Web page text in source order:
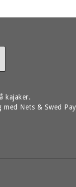
kajaker.
Nets & Swed